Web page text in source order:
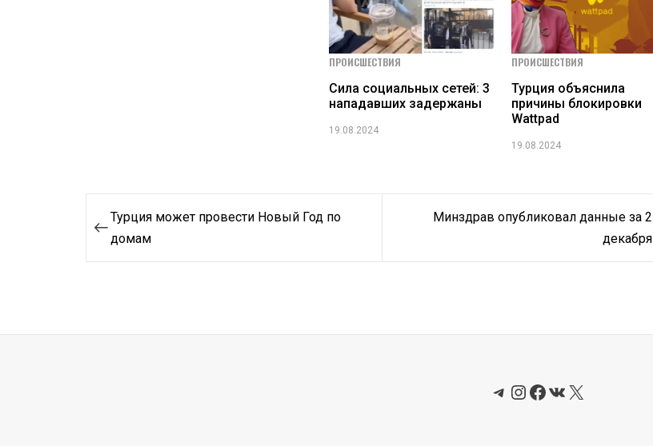
ПРОИСШЕСТВИЯ
Сила социальных сетей: 3
нападавших задержаны
19.08.2024
ПРОИСШЕСТВИЯ
Турция объяснила
причины блокировки
Wattpad
19.08.2024
Навигация
Турция может провести Новый Год по
домам
Минздрав опубликовал данные за 2
декабря
Telegram
Instagram
Facebook
ВКонтакте
X